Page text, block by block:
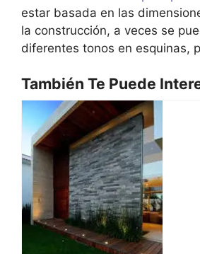
estar basada en las
la construcción, a veces se
diferentes tonos en esquinas,
También Te Puede